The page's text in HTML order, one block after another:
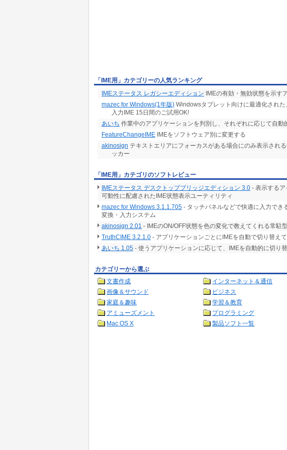
「IME用」カテゴリーの人気ランキング
IMEステータス レガシーエディション IMEの有効・無効状態を示す
mazec for Windows(1年版) Windowsタブレット向けに最適化され
入力IME 15日間のご試用OK!
あいち 作業中のアプリケーションを判別し、それぞれに応じて自動
FeatureChangeIME IMEをソフトウェア別に変更する
akinosign テキストエリアにフォーカスがある場合にのみ表示され
ッカー
「IME用」カテゴリのソフトレビュー
IMEステータス デスクトップブリッジエディション 3.0 - 表示するア
可動性に配慮されたIME状態表示ユーティリティ
mazec for Windows 3.1.1.705 - タッチパネルなどで快適に入力でき
変換・入力システム
akinosign 2.01 - IMEのON/OFF状態を色の変化で教えてくれる常駐
TruthCIME 3.2.1.0 - アプリケーションごとにIMEを自動で切り替え
あいち 1.05 - 使うアプリケーションに応じて、IMEを自動的に切り
カテゴリーから選ぶ
文書作成
インターネット＆通信
画像＆サウンド
ビジネス
家庭＆趣味
学習＆教育
アミューズメント
プログラミング
Mac OS X
製品ソフト一覧